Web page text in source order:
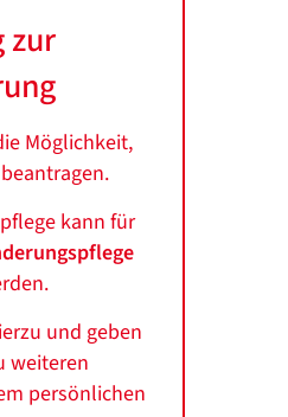
zur
Möglichkeit,
kann für
und geben
weiteren
persönlichen